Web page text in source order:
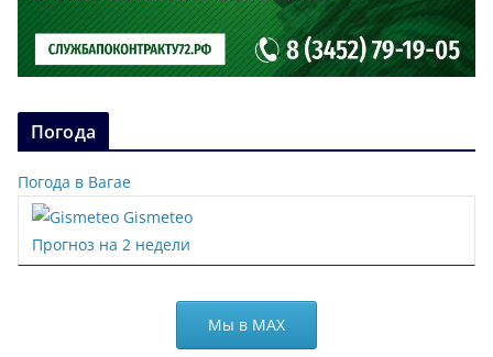
Погода
Погода в Вагае
Gismeteo
Прогноз на 2 недели
Мы в МАХ